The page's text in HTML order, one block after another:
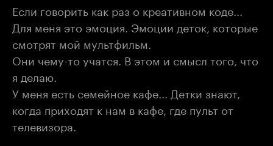
Если говорить как раз о креативном коде...
Для меня это эмоция. Эмоции деток, которые
смотрят мой мультфильм.
Они чему-то учатся. В этом и смысл того, что
я делаю.
У меня есть семейное кафе... Детки знают,
когда приходят к нам в кафе, где пульт от
телевизора.